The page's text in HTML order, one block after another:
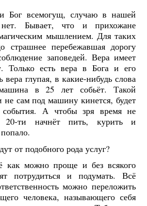
Бог всемогущ, случаю в нашей
Бывает, что и прихожане
мышлением. Для таких
страшнее перебежавшая дорогу
заповедей. Вера имеет
Только есть вера в Бога и его
глупая, в какие-нибудь слова
в 25 лет собьёт. Такой
не сам под машину кинется, будет
события. А чтобы зря время не
20-ти начнёт пить, курить и
от подобного рода услуг?
как можно проще и без всякого
потрудиться и подумать. Всё
можно переложить
человека, называющего себя